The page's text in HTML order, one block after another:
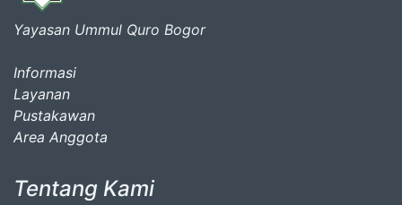
Yayasan Ummul Quro Bogor
Informasi
Layanan
Pustakawan
Area Anggota
Tentang Kami